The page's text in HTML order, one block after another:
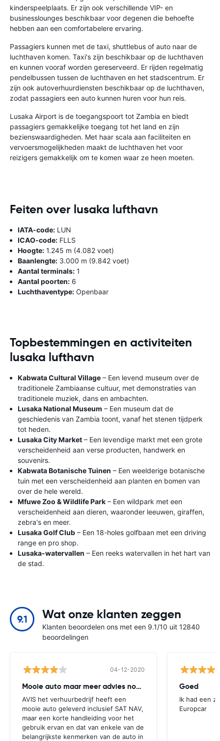
kinderspeelplaats. Er zijn ook verschillende VIP- en
businesslounges beschikbaar voor degenen die behoefte
hebben aan een comfortabelere ervaring.
Passagiers kunnen met de taxi, shuttlebus of auto naar de
luchthaven komen. Taxi's zijn beschikbaar op de luchthaven
en kunnen vooraf worden gereserveerd. Er rijden regelmatig
pendelbussen tussen de luchthaven en het stadscentrum. Er
zijn ook autoverhuurdiensten beschikbaar op de luchthaven,
zodat passagiers een auto kunnen huren voor hun reis.
Lusaka Airport is de toegangspoort tot Zambia en biedt
passagiers gemakkelijke toegang tot het land en zijn
bezienswaardigheden. Met haar scala aan faciliteiten en
vervoersmogelijkheden maakt de luchthaven het voor
reizigers gemakkelijk om te komen waar ze heen moeten.
Feiten over lusaka lufthavn
IATA-code: LUN
ICAO-code: FLLS
Hoogte: 1.245 m (4.082 voet)
Baanlengte: 3.000 m (9.842 voet)
Aantal terminals: 1
Aantal poorten: 6
Luchthaventype: Openbaar
Topbestemmingen en activiteiten
lusaka lufthavn
Kabwata Cultural Village – Een levend museum over de
traditionele Zambiaanse cultuur, met demonstraties van
traditionele muziek, dans en ambachten.
Lusaka National Museum – Een museum dat de
geschiedenis van Zambia toont, vanaf het stenen tijdperk
tot heden.
Lusaka City Market – Een levendige markt met een grote
verscheidenheid aan verse producten, handwerk en
souvenirs.
Kabwata Botanische Tuinen – Een weelderige botanische
tuin met een verscheidenheid aan planten en bomen van
over de hele wereld.
Mfuwe Zoo & Wildlife Park – Een wildpark met een
verscheidenheid aan dieren, waaronder leeuwen, giraffen,
zebra's en meer.
Lusaka Golf Club – Een 18-holes golfbaan met een driving
range en pro shop.
Lusaka-watervallen – Een reeks watervallen in het hart van
de stad.
9.1 Wat onze klanten zeggen
Klanten beoordelen ons met een 9.1/10 uit 12840
beoordelingen
04-12-2020
Mooie auto maar meer advies nodig
AVIS het verhuurbedrijf heeft een
mooie auto geleverd inclusief SAT NAV,
maar een korte handleiding voor het
gebruik ervan en dat van enkele van de
belangrijkste kenmerken van de auto in
Goed
Ik had een
Europcar